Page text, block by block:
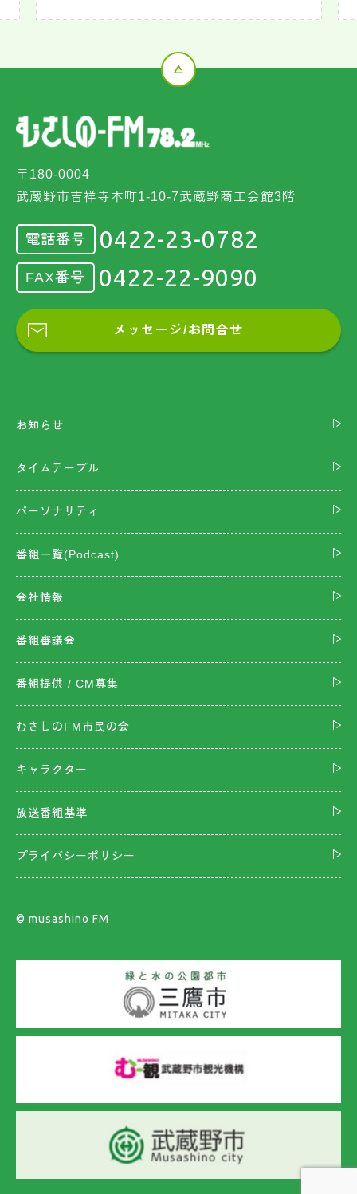
〒180-0004
武蔵野市吉祥寺本町1-10-7武蔵野商工会館3階
電話番号 0422-23-0782
FAX番号 0422-22-9090
メッセージ/お問合せ
お知らせ
タイムテーブル
パーソナリティ
番組一覧(Podcast)
会社情報
番組審議会
番組提供 / CM募集
むさしのFM市民の会
キャラクター
放送番組基準
プライバシーポリシー
©︎ musashino FM